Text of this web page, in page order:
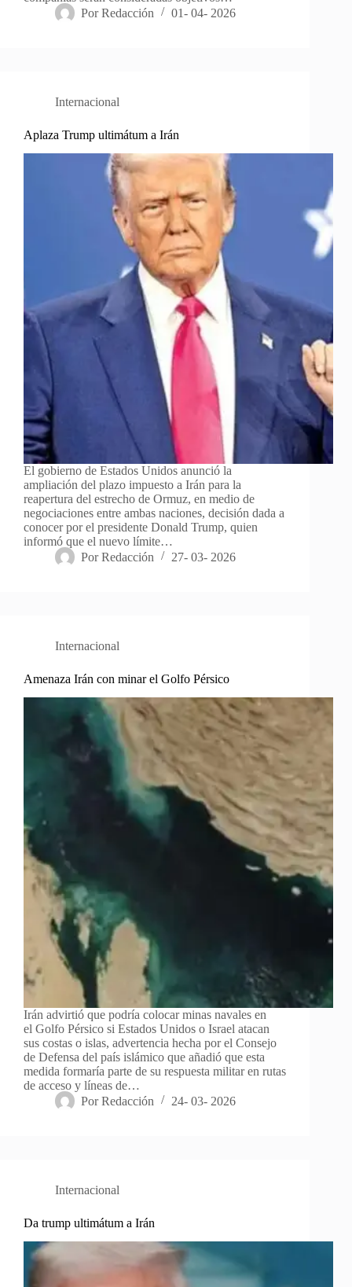
Por Redacción 01- 04- 2026
Internacional
Aplaza Trump ultimátum a Irán
El gobierno de Estados Unidos anunció la
ampliación del plazo impuesto a Irán para la
reapertura del estrecho de Ormuz, en medio de
negociaciones entre ambas naciones, decisión dada a
conocer por el presidente Donald Trump, quien
informó que el nuevo límite…
Por Redacción 27- 03- 2026
Internacional
Amenaza Irán con minar el Golfo Pérsico
Irán advirtió que podría colocar minas navales en
el Golfo Pérsico si Estados Unidos o Israel atacan
sus costas o islas, advertencia hecha por el Consejo
de Defensa del país islámico que añadió que esta
medida formaría parte de su respuesta militar en rutas
de acceso y líneas de…
Por Redacción 24- 03- 2026
Internacional
Da trump ultimátum a Irán